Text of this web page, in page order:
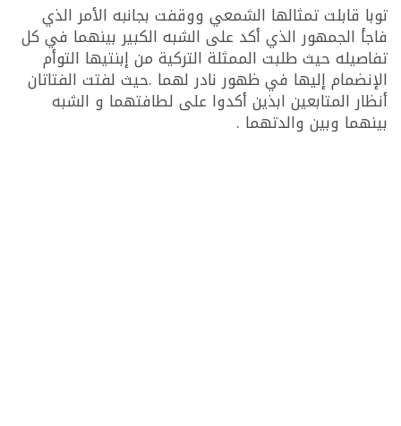
توبا قابلت تمثالها الشمعي ووقفت بجانبه الأمر الذي
فاجأ الجمهور الذي أكد على الشبه الكبير بينهما في كل
تفاصيله حيث طلبت الممثلة التركية من إبنتيها التوأم
الإنضمام إليها في ظهور نادر لهما .حيث لفتت الفتاتان
أنظار المتابعين ابذين أكدوا على لطافتهما و الشبه
بينهما وبين والدتهما .